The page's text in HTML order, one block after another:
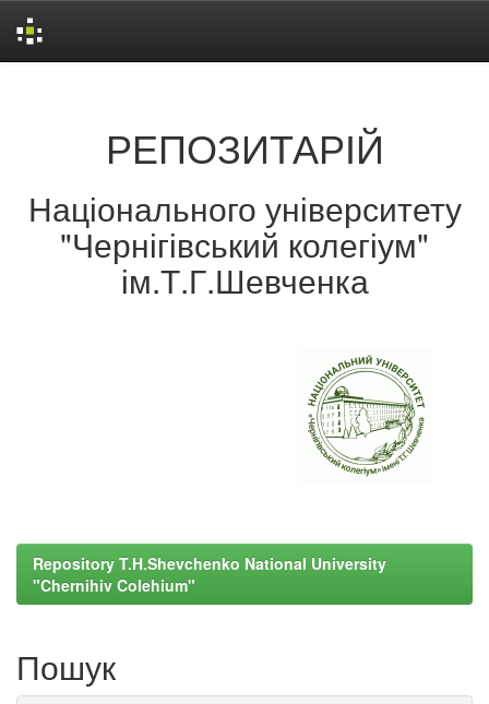
РЕПОЗИТАРІЙ
Національного університету
"Чернігівський колегіум"
ім.Т.Г.Шевченка
Repository T.H.Shevchenko National University
"Chernihiv Colehium"
Пошук